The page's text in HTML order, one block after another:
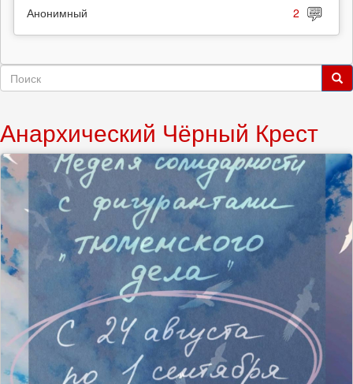
Анонимный 2
Форма
Анархический Чёрный Крест